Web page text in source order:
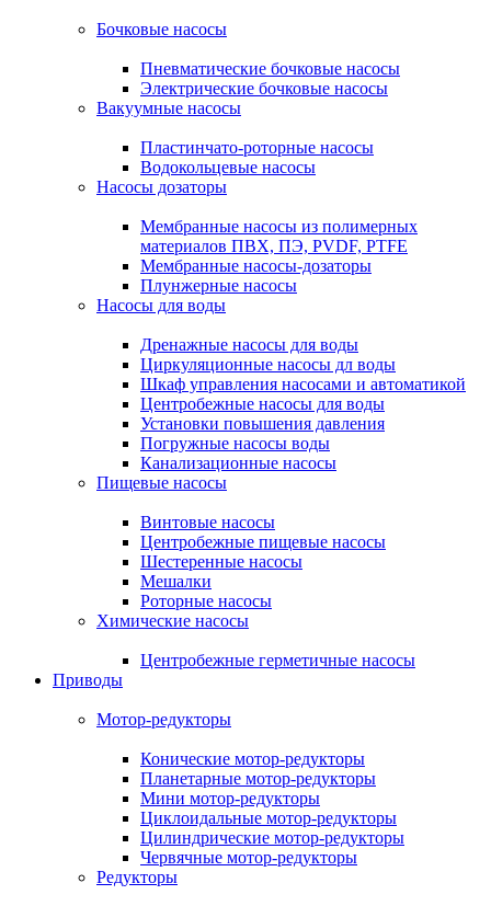
Бочковые насосы
Пневматические бочковые насосы
Электрические бочковые насосы
Вакуумные насосы
Пластинчато-роторные насосы
Водокольцевые насосы
Насосы дозаторы
Мембранные насосы из полимерных
материалов ПВХ, ПЭ, PVDF, PTFE
Мембранные насосы-дозаторы
Плунжерные насосы
Насосы для воды
Дренажные насосы для воды
Циркуляционные насосы дл воды
Шкаф управления насосами и автоматикой
Центробежные насосы для воды
Установки повышения давления
Погружные насосы воды
Канализационные насосы
Пищевые насосы
Винтовые насосы
Центробежные пищевые насосы
Шестеренные насосы
Мешалки
Роторные насосы
Химические насосы
Центробежные герметичные насосы
Приводы
Мотор-редукторы
Конические мотор-редукторы
Планетарные мотор-редукторы
Мини мотор-редукторы
Циклоидальные мотор-редукторы
Цилиндрические мотор-редукторы
Червячные мотор-редукторы
Редукторы